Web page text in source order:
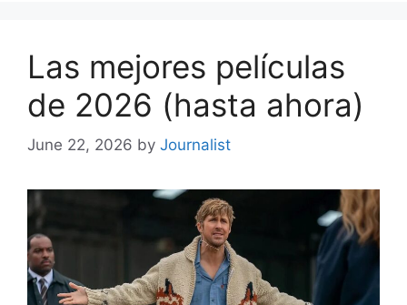
Las mejores películas
de 2026 (hasta ahora)
June 22, 2026 by Journalist